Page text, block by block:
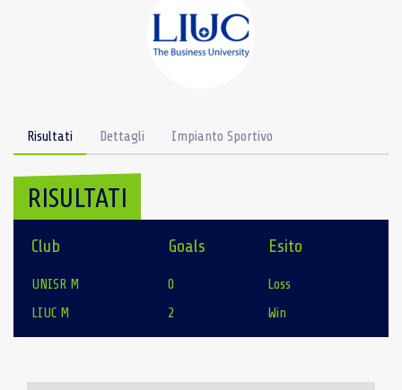
Risultati Dettagli Impianto Sportivo
RISULTATI
Club Goals Esito
UNISR M 0
Loss
LIUC M
2 Win